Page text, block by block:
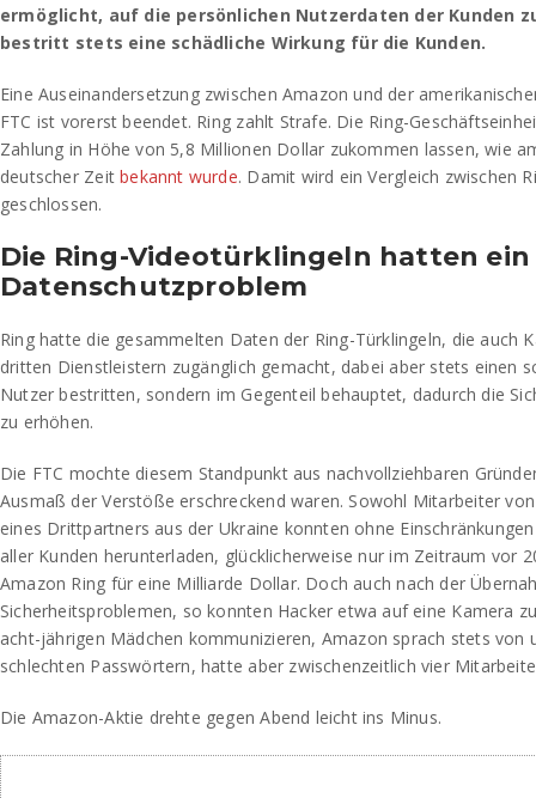
ermöglicht, auf die persönlichen Nutzerdaten der Kunden
bestritt stets eine schädliche Wirkung für die Kunden.
Eine Auseinandersetzung zwischen Amazon und der
FTC ist vorerst beendet. Ring zahlt Strafe. Die Ring-
Zahlung in Höhe von 5,8 Millionen Dollar zukommen lassen, wie
deutscher Zeitbekannt wurde. Damit wird ein Vergleich zwischen
geschlossen.
Die Ring-Videotürklingeln hatten
Datenschutzproblem
Ring hatte die gesammelten Daten der Ring-Türklingeln, die auch
dritten Dienstleistern zugänglich gemacht, dabei aber stets einen
Nutzer bestritten, sondern im Gegenteil behauptet, dadurch die
zu erhöhen.
Die FTC mochte diesem Standpunkt aus nachvollziehbaren
Ausmaß der Verstöße erschreckend waren. Sowohl Mitarbeiter
eines Drittpartners aus der Ukraine konnten ohne
aller Kunden herunterladen, glücklicherweise nur im Zeitraum vor
Amazon Ring für eine Milliarde Dollar. Doch auch nach der
Sicherheitsproblemen, so konnten Hacker etwa auf eine Kamera
acht-jährigen Mädchen kommunizieren, Amazon sprach stets von
schlechten Passwörtern, hatte aber zwischenzeitlich vier
Die Amazon-Aktie drehte gegen Abend leicht ins Minus.